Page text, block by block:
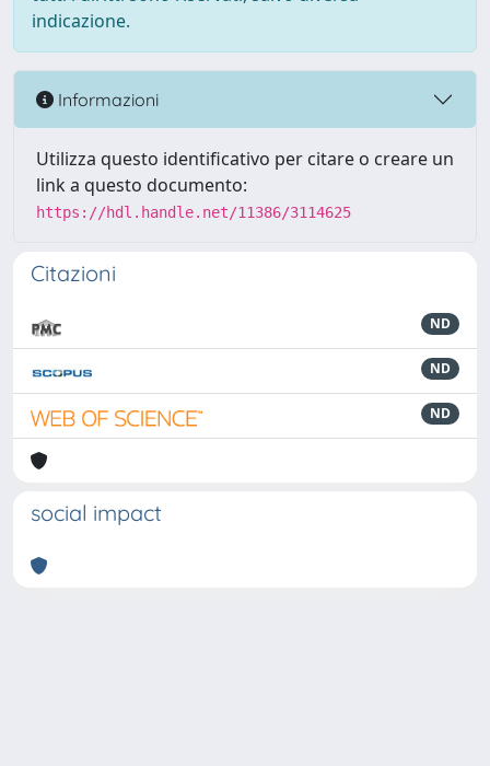
indicazione.
Informazioni
Utilizza questo identificativo per citare o creare un
link a questo documento:
https://hdl.handle.net/11386/3114625
Citazioni
ND
ND
ND
social impact